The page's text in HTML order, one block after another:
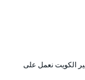
الكويت نعمل على